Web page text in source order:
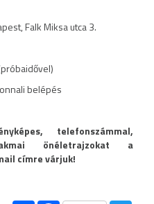
Falk Miksa utca 3.
belépés
telefonszámmal,
önéletrajzokat a
címre várjuk!